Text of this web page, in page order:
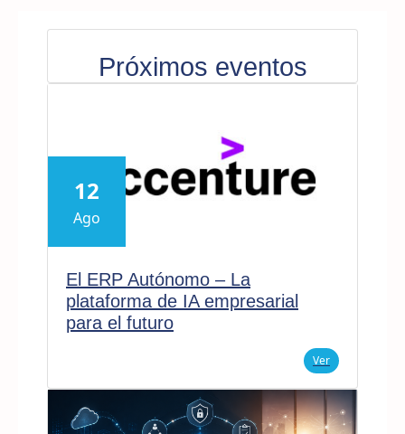
Próximos eventos
12
Ago
El ERP Autónomo – La
plataforma de IA empresarial
para el futuro
Ver